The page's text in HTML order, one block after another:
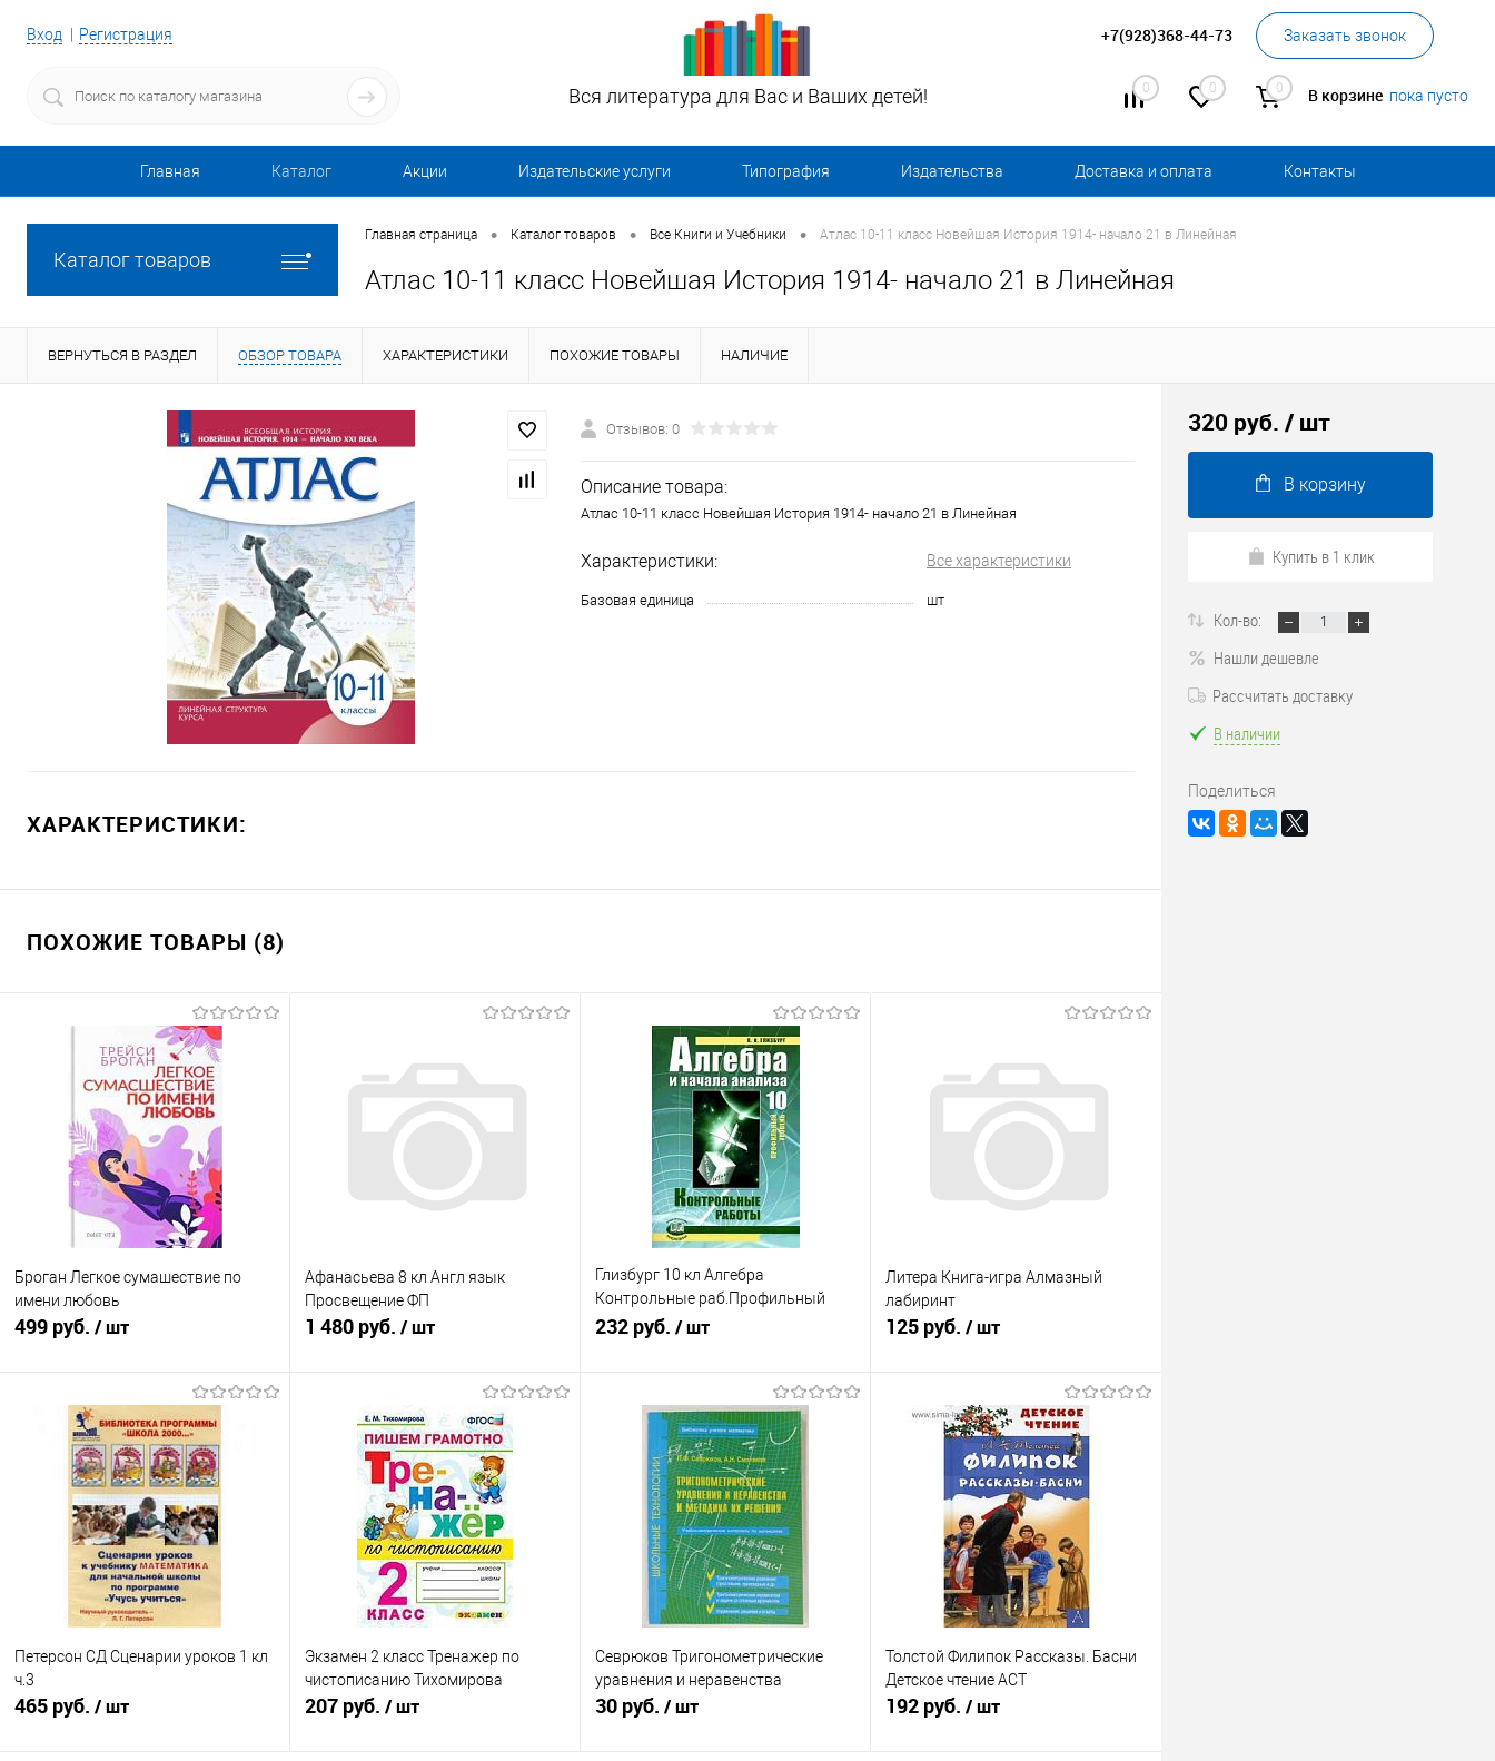
Вход Регистрация +7(928)368-44-73 Заказать звонок
0 0 0 В корзине пока пусто
Вся литература для Вас и Ваших детей!
Главная Каталог Акции Издательские услуги Типография Издательства Доставка и оплата Контакты
Каталог товаров
Главная страница • Каталог товаров • Все Книги и Учебники • Атлас 10-11 класс Новейшая История 1914- начало 21 в Линейная
Атлас 10-11 класс Новейшая История 1914- начало 21 в Линейная
ВЕРНУТЬСЯ В РАЗДЕЛ ОБЗОР ТОВАРА ХАРАКТЕРИСТИКИ ПОХОЖИЕ ТОВАРЫ НАЛИЧИЕ
Отзывов: 0
Описание товара:
Атлас 10-11 класс Новейшая История 1914- начало 21 в Линейная
Характеристики: Все характеристики
Базовая единица шт
ХАРАКТЕРИСТИКИ:
ПОХОЖИЕ ТОВАРЫ (8)
Броган Легкое сумашествие по
имени любовь
499 руб. / шт
Подписаться
Купить в 1 клик
К сравнению
В избранное
Недоступно
Афанасьева 8 кл Англ язык
Просвещение ФП
1 480 руб. / шт
Подписаться
Купить в 1 клик
К сравнению
В избранное
Недоступно
Глизбург 10 кл Алгебра
Контрольные раб.Профильный
уровень
232 руб. / шт
Подписаться
Купить в 1 клик
К сравнению
В избранное
Недоступно
Литера Книга-игра Алмазный
лабиринт
125 руб. / шт
В корзину
Купить в 1 клик
К сравнению
В избранное
В наличии
Петерсон СД Сценарии уроков 1 кл
ч.3
465 руб. / шт
Экзамен 2 класс Тренажер по
чистописанию Тихомирова
207 руб. / шт
Севрюков Тригонометрические
уравнения и неравенства
30 руб. / шт
Толстой Филипок Рассказы. Басни
Детское чтение АСТ
192 руб. / шт
320 руб. / шт
В корзину
Купить в 1 клик
Кол-во:
Нашли дешевле
Рассчитать доставку
В наличии
Поделиться